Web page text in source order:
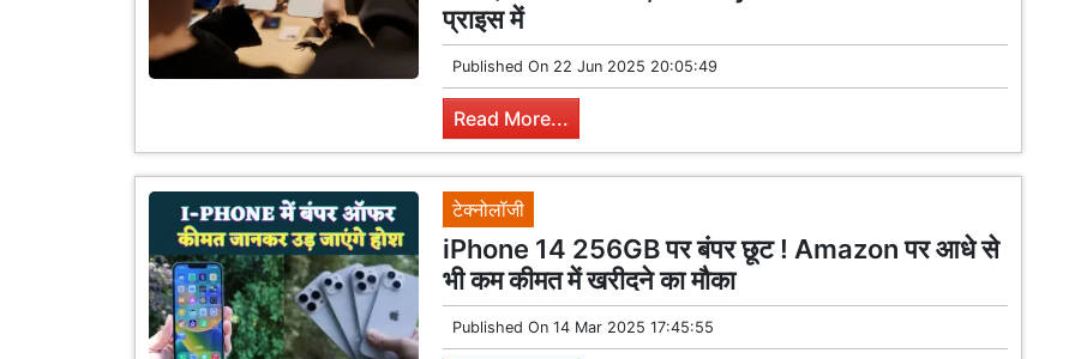
प्राइस में
Published On 22 Jun 2025 20:05:49
Read More...
टेक्नोलॉजी
iPhone 14 256GB पर बंपर छूट ! Amazon पर आधे से
भी कम कीमत में खरीदने का मौका
Published On 14 Mar 2025 17:45:55